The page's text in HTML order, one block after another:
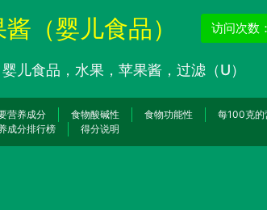
（婴儿食品） 访问次数
儿食品，水果，苹果酱，过滤（U）
营养成分 食物酸碱性 食物功能性 每100克的
成分排行榜
得分说明